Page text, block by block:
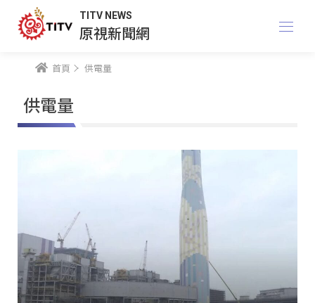
TITV NEWS
原視新聞網
首頁 供電量
供電量